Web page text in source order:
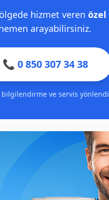
hizmet veren
arayabilirsiniz.
📞 0 850 307 34 38
ve servis